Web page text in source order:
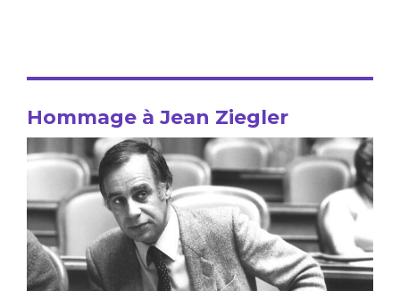
Hommage à Jean Ziegler